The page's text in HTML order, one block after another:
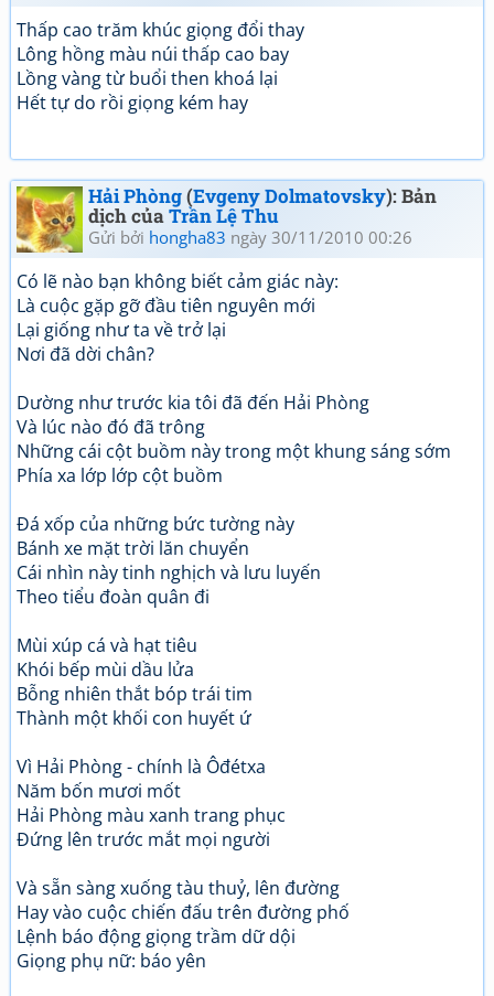
Thấp cao trăm khúc giọng đổi thay
Lông hồng màu núi thấp cao bay
Lồng vàng từ buổi then khoá lại
Hết tự do rồi giọng kém hay
Hải Phòng(Evgeny Dolmatovsky): Bản
dịch củaTrần Lệ Thu
Gửi bởi hongha83 ngày 30/11/2010 00:26
Có lẽ nào bạn không biết cảm giác này:
Là cuộc gặp gỡ đầu tiên nguyên mới
Lại giống như ta về trở lại
Nơi đã dời chân?
Dường như trước kia tôi đã đến Hải Phòng
Và lúc nào đó đã trông
Những cái cột buồm này trong một khung sáng sớm
Phía xa lớp lớp cột buồm
Đá xốp của những bức tường này
Bánh xe mặt trời lăn chuyển
Cái nhìn này tinh nghịch và lưu luyến
Theo tiểu đoàn quân đi
Mùi xúp cá và hạt tiêu
Khói bếp mùi dầu lửa
Bỗng nhiên thắt bóp trái tim
Thành một khối con huyết ứ
Vì Hải Phòng - chính là Ôđétxa
Năm bốn mươi mốt
Hải Phòng màu xanh trang phục
Đứng lên trước mắt mọi người
Và sẵn sàng xuống tàu thuỷ, lên đường
Hay vào cuộc chiến đấu trên đường phố
Lệnh báo động giọng trầm dữ dội
Giọng phụ nữ: báo yên